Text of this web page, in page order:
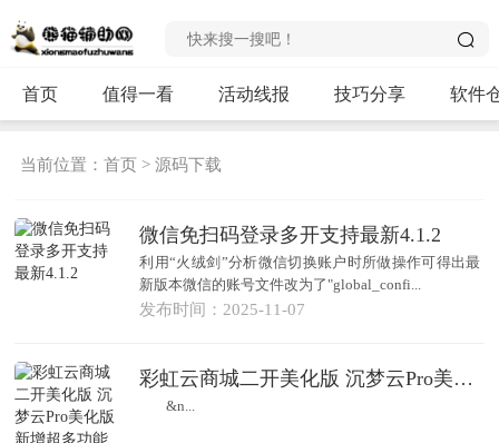
首页 值得一看 活动线报 技巧分享 软件
当前位置：首页 >源码下载
微信免扫码登录多开支持最新4.1.2
利用“火绒剑”分析微信切换账户时所做操作可得出最
新版本微信的账号文件改为了"global_confi...
发布时间：2025-11-07
彩虹云商城二开美化版 沉梦云Pro美化版 新增超多功能
&n...